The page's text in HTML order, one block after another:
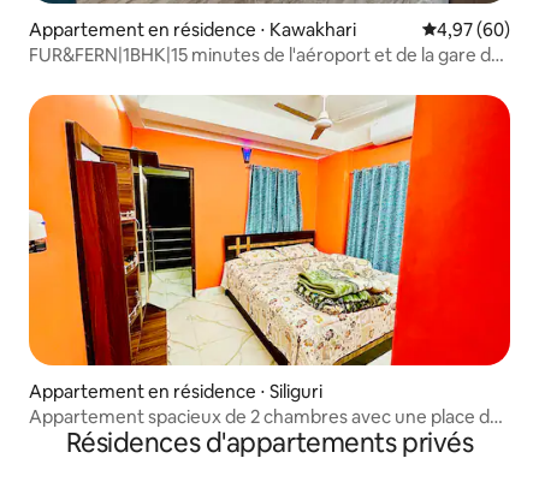
Appartement en résidence ⋅ Kawakhari Évaluation
4,97 (60)
FUR&FERN|1BHK|15 minutes de l'aéroport et de la gare de
Appartement en résidence ⋅ Siliguri
Appartement spacieux de 2 chambres avec une place de
parking gratuite.
Résidences d'appartements privés